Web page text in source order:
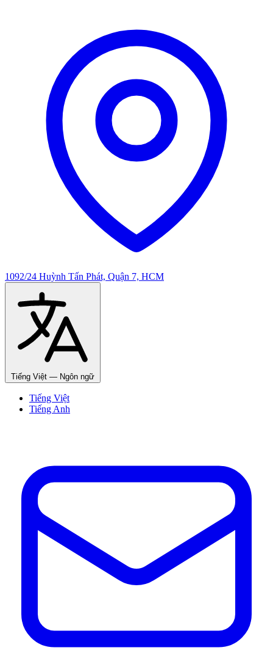
1092/24 Huỳnh Tấn Phát, Quận 7, HCM
Tiếng Việt — Ngôn ngữ
Tiếng Việt
Tiếng Anh